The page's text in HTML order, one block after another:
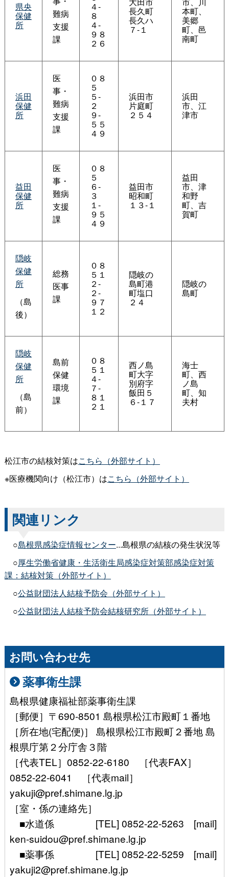
県央
保健
所
難病
支援
課
４-
８
４-
９８
２６
長久町
長久ハ
７-１
本町、
美郷
町、邑
南町
浜田
保健
所
医
事・
難病
支援
課
０８
５
５-
２
９-
５５
４９
浜田市
片庭町
２５４
浜田
市、江
津市
益田
保健
所
医
事・
難病
支援
課
０８
５
６-
３
１-
９５
４９
益田市
昭和町
１３-１
益田
市、津
和野
町、吉
賀町
隠岐
保健
所
（島
後）
総務
医事
課
０８
５１
２-
２-
９７
１２
隠岐の
島町港
町塩口
２４
隠岐の
島町
隠岐
保健
所
（島
前）
島前
保健
環境
課
０８
５１
４-
７-
８１
２１
西ノ島
町大字
別府字
飯田５
６-１７
海士
町、西
ノ島
町、知
夫村
松江市の結核対策はこちら（外部サイト）
※医療機関向け（松江市）はこちら（外部サイト）
関連リンク
○島根県感染症情報センター...島根県の結核の発生状況等
○厚生労働省健康・生活衛生局感染症対策部感染症対策
課：結核対策（外部サイト）
○公益財団法人結核予防会（外部サイト）
○公益財団法人結核予防会結核研究所（外部サイト）
お問い合わせ先
薬事衛生課
島根県健康福祉部薬事衛生課
［郵便］〒690-8501 島根県松江市殿町１番地
［所在地(宅配便)］ 島根県松江市殿町２番地 島
根県庁第２分庁舎３階
［代表TEL］0852-22-6180 ［代表FAX］
0852-22-6041 ［代表mail］
yakuji@pref.shimane.lg.jp
［室・係の連絡先］
■水道係 [TEL] 0852-22-5263 [mail]
ken-suidou@pref.shimane.lg.jp
■薬事係 [TEL] 0852-22-5259 [mail]
yakuji2@pref.shimane.lg.jp